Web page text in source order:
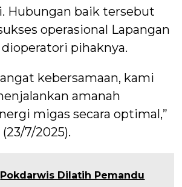
Hubungan baik tersebut
operasional Lapangan
dioperatori pihaknya.
kebersamaan, kami
amanah
migas secara optimal,”
7/2025).
Pokdarwis Dilatih Pemandu